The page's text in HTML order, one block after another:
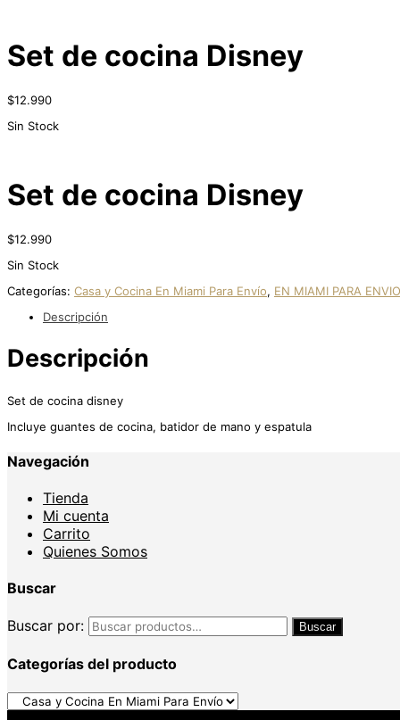
Set de cocina Disney
$12.990
Sin Stock
Set de cocina Disney
$12.990
Sin Stock
Categorías: Casa y Cocina En Miami Para Envío, EN MIAMI PARA ENVIO
Descripción
Descripción
Set de cocina disney
Incluye guantes de cocina, batidor de mano y espatula
Navegación
Tienda
Mi cuenta
Carrito
Quienes Somos
Buscar
Buscar por: Buscar
Categorías del producto